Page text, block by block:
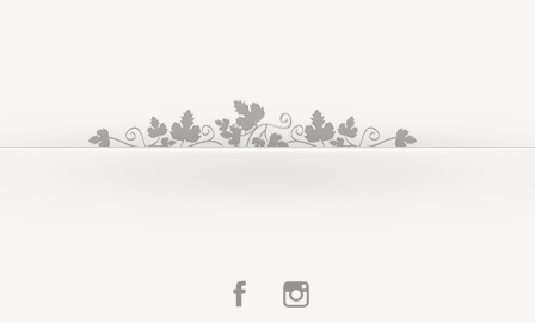
Facebook